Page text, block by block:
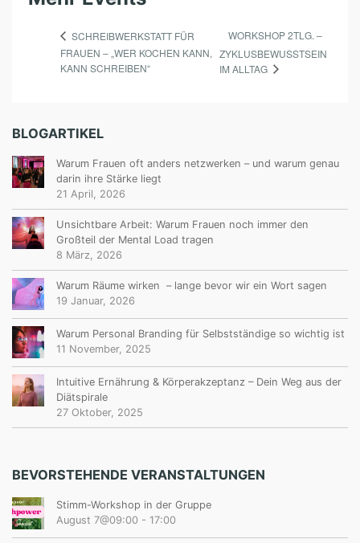
SCHREIBWERKSTATT FÜR
FRAUEN – „WER KOCHEN KANN,
KANN SCHREIBEN“
WORKSHOP 2TLG. –
ZYKLUSBEWUSSTSEIN
IM ALLTAG
BLOGARTIKEL
Warum Frauen oft anders netzwerken – und warum genau
darin ihre Stärke liegt
21 April, 2026
Unsichtbare Arbeit: Warum Frauen noch immer den
Großteil der Mental Load tragen
8 März, 2026
Warum Räume wirken – lange bevor wir ein Wort sagen
19 Januar, 2026
Warum Personal Branding für Selbstständige so wichtig ist
11 November, 2025
Intuitive Ernährung & Körperakzeptanz – Dein Weg aus der
Diätspirale
27 Oktober, 2025
BEVORSTEHENDE VERANSTALTUNGEN
Stimm-Workshop in der Gruppe
August 7@09:00 - 17:00